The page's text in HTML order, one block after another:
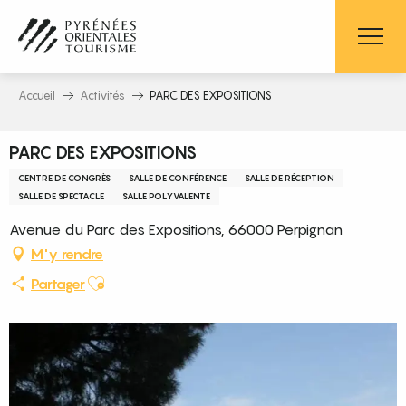
contenu
principal
Accueil Activités PARC DES EXPOSITIONS
PARC DES EXPOSITIONS
CENTRE DE CONGRÈS SALLE DE CONFÉRENCE
SALLE DE RÉCEPTION
SALLE DE SPECTACLE
SALLE POLYVALENTE
Avenue du Parc des Expositions, 66000 Perpignan
M'y rendre
PartagerAjouter aux favoris